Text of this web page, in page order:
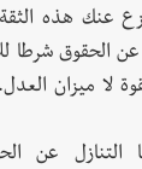
عنك هذه
الحقوق شرطا
لا ميزان
عن